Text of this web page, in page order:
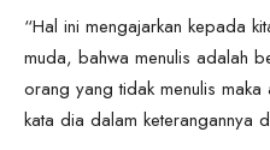
“Hal ini mengajarkan kepada
muda, bahwa menulis adalah
orang yang tidak menulis
kata dia dalam keterangannya